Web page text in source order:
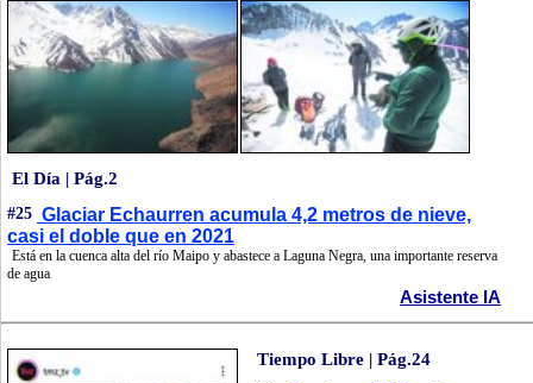
El Día | Pág.2
#25 Glaciar Echaurren acumula 4,2 metros de nieve,
casi el doble que en 2021
Está en la cuenca alta del río Maipo y abastece a Laguna Negra, una importante reserva
de agua
Asistente IA
Tiempo Libre | Pág.24